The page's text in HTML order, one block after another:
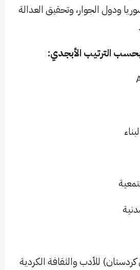
ودول الجوار، وتحقيق العدالة
الترتيب الأبجدي:
للأدب والثقافة الكردية